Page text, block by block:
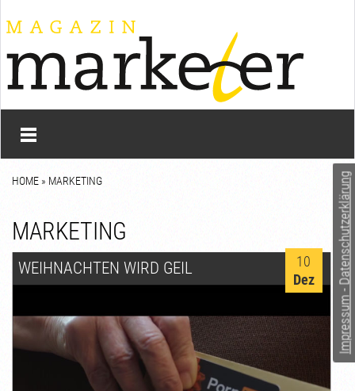
Impressum - Datenschutzerklärung
HOME » MARKETING
MARKETING
WEIHNACHTEN WIRD GEIL
10
Dez